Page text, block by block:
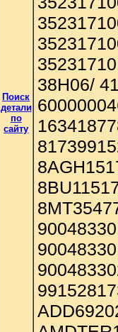
Поиск
детали
по
сайту
38H06/